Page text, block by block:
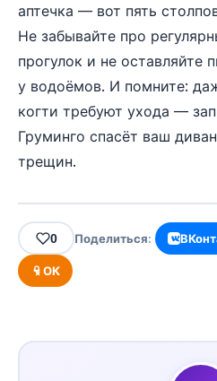
аптечка — вот пять
Не забывайте про
прогулок и не оставляйте
у водоёмов. И помните:
когти требуют ухода —
Груминго спасёт ваш
трещин.
0 Поделиться:
ОК